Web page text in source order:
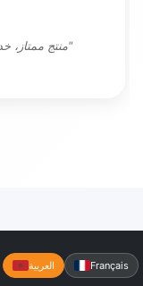
"منتج ممتاز،
العربية Français